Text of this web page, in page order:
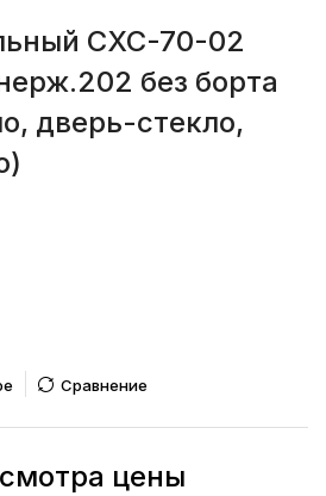
СХС-70-02
без борта
дверь-стекло,
Сравнение
цены